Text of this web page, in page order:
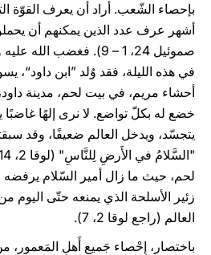
بإحصاء الشّعب. أراد أن يعرف القوّة
صموئيل 24، 1 – 9). فغضب
في هذه الليلة، فقد وُلد ”ابن داود“،
أحشاء مريم، في بيت لحم، مدينة
خضع له بكلّ تواضع. لا نرى إلهًا غاضبًا
يتجسّد، ويدخل العالم ضعيفًا، وقد
لحم، حيث ما زال أمير السّلام
زئير الأسلحة الذي يمنعه حتّى اليوم
العالم (راجع لوقا 2، 7).
باختصار، إِحْصاء جَميعِ أَهلِ المَعمور،